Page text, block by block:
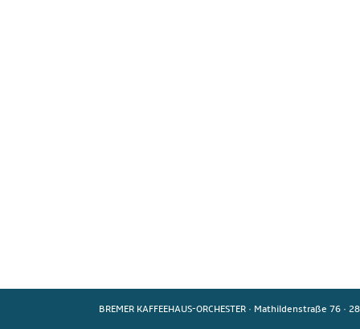
BREMER KAFFEEHAUS-ORCHESTER · Mathildenstraße 76 ·